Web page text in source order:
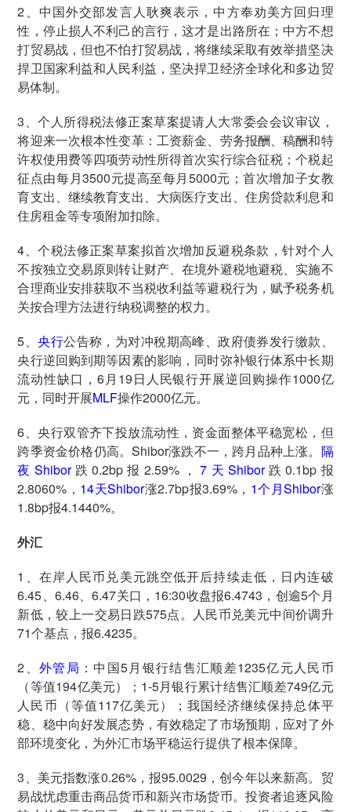
2、中国外交部发言人耿爽表示，中方奉劝美方回归理
性，停止损人不利己的言行，这才是出路所在；中方不想
打贸易战，但也不怕打贸易战，将继续采取有效举措坚决
捍卫国家利益和人民利益，坚决捍卫经济全球化和多边贸
易体制。
3、个人所得税法修正案草案提请人大常委会会议审议，
将迎来一次根本性变革：工资薪金、劳务报酬、稿酬和特
许权使用费等四项劳动性所得首次实行综合征税；个税起
征点由每月3500元提高至每月5000元；首次增加子女教
育支出、继续教育支出、大病医疗支出、住房贷款利息和
住房租金等专项附加扣除。
4、个税法修正案草案拟首次增加反避税条款，针对个人
不按独立交易原则转让财产、在境外避税地避税、实施不
合理商业安排获取不当税收利益等避税行为，赋予税务机
关按合理方法进行纳税调整的权力。
5、央行公告称，为对冲稅期高峰、政府债券发行缴款、
央行逆回购到期等因素的影响，同时弥补银行体系中长期
流动性缺口，6月19日人民银行开展逆回购操作1000亿
元，同时开展MLF操作2000亿元。
6、央行双管齐下投放流动性，资金面整体平稳宽松，但
跨季资金价格仍高。Shibor涨跌不一，跨月品种上涨。 隔
夜Shibor跌0.2bp报2.59%，7天Shibor跌0.1bp报
2.8060%， 14天Shibor涨2.7bp报3.69%， 1个月Shibor涨
1.8bp报4.1440%。
外汇
1、在岸人民币兑美元跳空低开后持续走低，日内连破
6.45、6.46、6.47关口，16:30收盘报6.4743，创逾5个月
新低，较上一交易日跌575点。人民币兑美元中间价调升
71个基点，报6.4235。
2、外管局 ：中国5月银行结售汇顺差1235亿元人民币
（等值194亿美元）；1-5月银行累计结售汇顺差749亿元
人民币（等值117亿美元）；我国经济继续保持总体平
稳、稳中向好发展态势，有效稳定了市场预期，应对了外
部环境变化，为外汇市场平稳运行提供了根本保障。
3、美元指数涨0.26%，报95.0029，创今年以来新高。贸
易战忧虑重击商品货币和新兴市场货币。投资者追逐风险